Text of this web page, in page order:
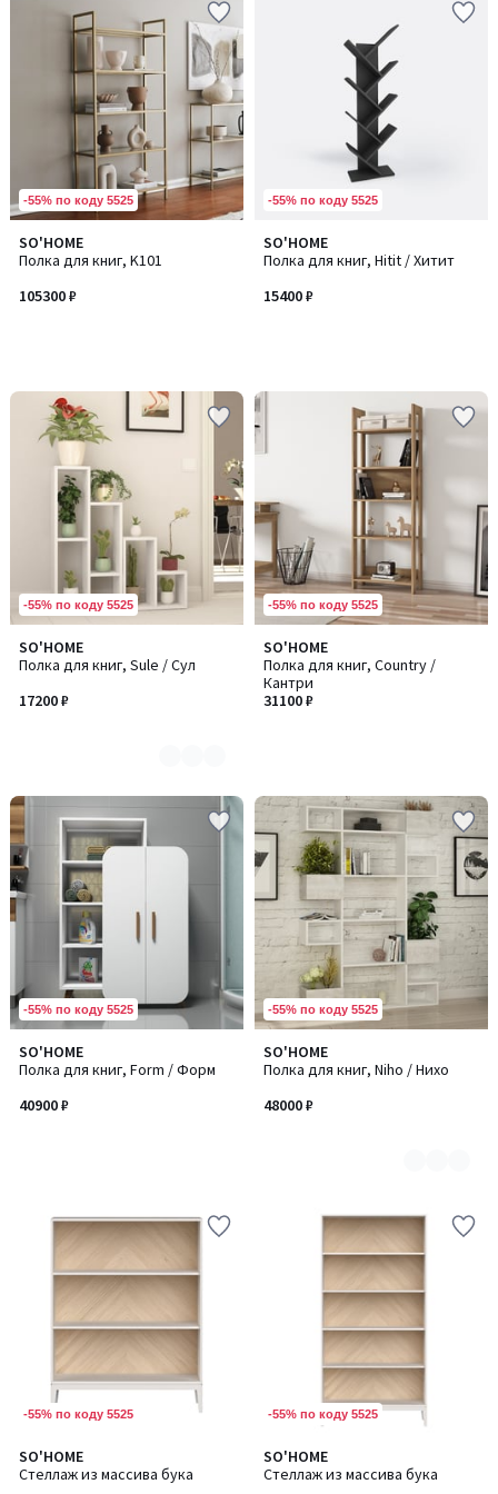
-55% по коду 5525
SO'HOME
Полка для книг, K101
105300 ₽
-55% по коду 5525
SO'HOME
Полка для книг, Hitit / Хитит
15400 ₽
-55% по коду 5525
SO'HOME
Полка для книг, Sule / Сул
17200 ₽
Количество
цветов:
3
-55% по коду 5525
SO'HOME
Полка для книг, Country /
Кантри
31100 ₽
-55% по коду 5525
SO'HOME
Полка для книг, Form / Форм
40900 ₽
-55% по коду 5525
SO'HOME
Полка для книг, Niho / Нихо
48000 ₽
Количество
цветов:
3
-55% по коду 5525
SO'HOME
Стеллаж из массива бука
Количество
цветов:
-55% по коду 5525
SO'HOME
Стеллаж из массива бука
Количество
цветов: